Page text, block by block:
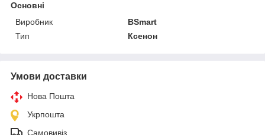
Основні
Виробник
BSmart
Тип
Ксенон
Умови доставки
Нова Пошта
Укрпошта
Самовивіз